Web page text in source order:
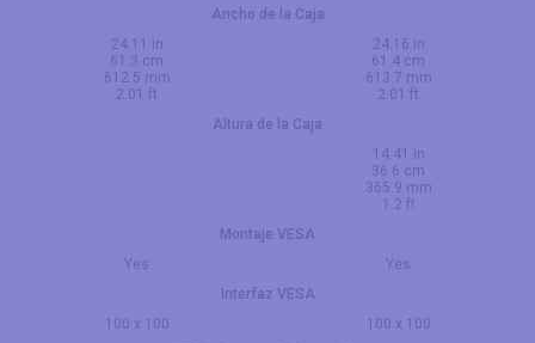
Ancho de la Caja
24.11 in
61.3 cm
612.5 mm
2.01 ft
24.16 in
61.4 cm
613.7 mm
2.01 ft
Altura de la Caja
14.41 in
36.6 cm
365.9 mm
1.2 ft
Montaje VESA
Yes
Yes
Interfaz VESA
100 x 100
100 x 100